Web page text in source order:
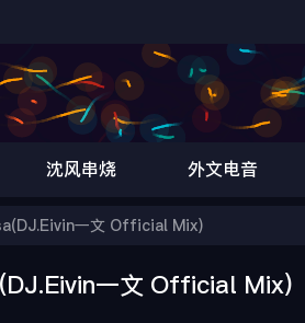
沈风串烧 外文电音
一文 Official Mix)
一文 Official Mix)